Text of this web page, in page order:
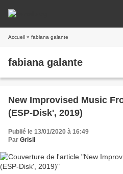
Accueil » fabiana galante
fabiana galante
New Improvised Music
(ESP-Disk', 2019)
Publié le 13/01/2020 à 16:49
Par Grisli